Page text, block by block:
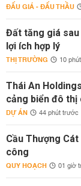
ĐẤU GIÁ - ĐẤU THẦU
Đất tăng giá sau
lợi ích hợp lý
THỊ TRƯỜNG 10
Thái An
cảng biển đô thị
DỰ ÁN 44 phút trước
Cầu Thượng
công
QUY HOẠCH 01 giờ